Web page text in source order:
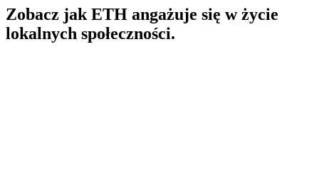
Zobacz jak ETH angażuje się w życie
lokalnych społeczności.